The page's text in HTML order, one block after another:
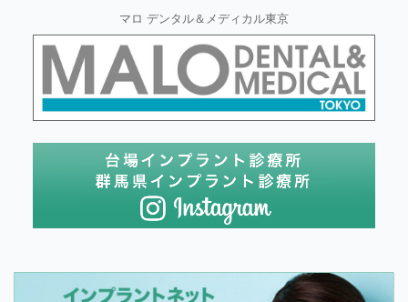
マロ デンタル＆メディカル東京